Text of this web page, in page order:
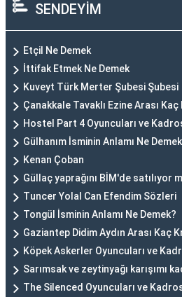
SENDEYİM
Etçil Ne Demek
İttifak Etmek Ne Demek
Kuveyt Türk Merter Şubesi Şubesi
Çanakkale Tavaklı Ezine Arası Kaç
Hostel Part 4 Oyuncuları ve
Gülhanım İsminin Anlamı Ne
Kenan Çoban
Güllaç yaprağını BİM'de satılıyor
Tuncer Yolal Can Efendim Sözleri
Tongül İsminin Anlamı Ne Demek?
Gaziantep Didim Aydın Arası Kaç
Köpek Askerler Oyuncuları ve
Sarımsak ve zeytinyağı karışımı
The Silenced Oyuncuları ve